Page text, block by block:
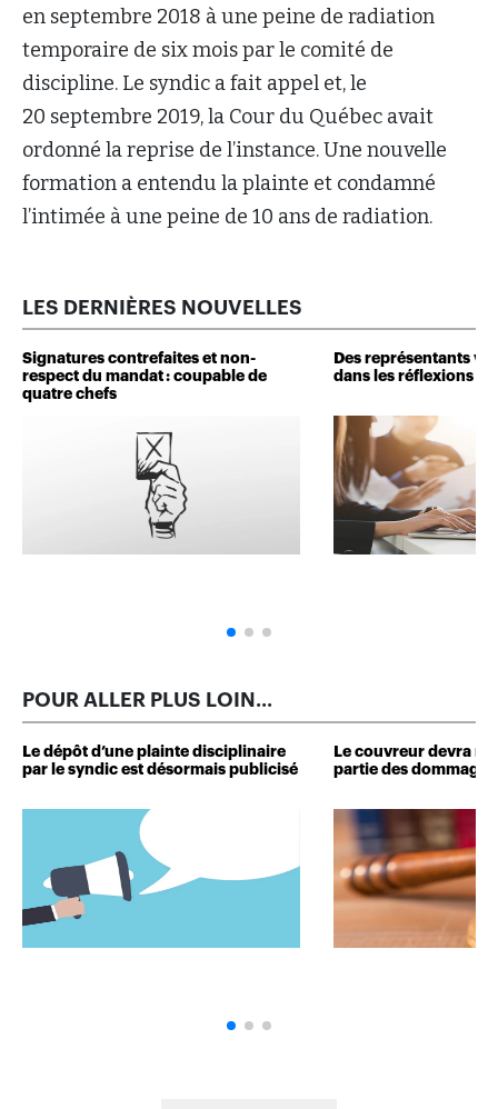
en septembre 2018 à une peine de radiation
temporaire de six mois par le comité de
discipline. Le syndic a fait appel et, le
20 septembre 2019, la Cour du Québec avait
ordonné la reprise de l’instance. Une nouvelle
formation a entendu la plainte et condamné
l’intimée à une peine de 10 ans de radiation.
LES DERNIÈRES NOUVELLES
Signatures contrefaites et non-
respect du mandat : coupable de
quatre chefs
Des représentants
dans les réflexions de
POUR ALLER PLUS LOIN...
Le dépôt d’une plainte disciplinaire
par le syndic est désormais publicisé
Le couvreur devra
partie des dommages